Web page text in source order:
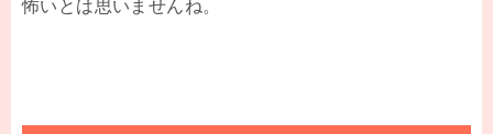
怖いとは思いませんね。